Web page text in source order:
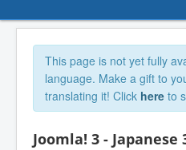
This page is not yet fully
language. Make a gift to
translating it! Click here to
Joomla! 3 - Japanese